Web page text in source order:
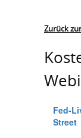
Zurück